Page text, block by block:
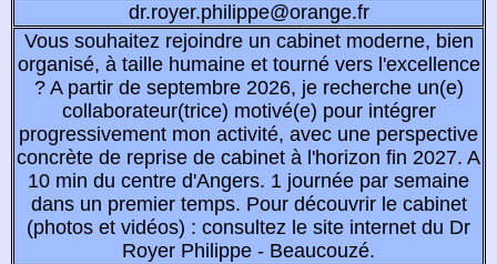
dr.royer.philippe@orange.fr
Vous souhaitez rejoindre un cabinet moderne, bien
organisé, à taille humaine et tourné vers l'excellence
? A partir de septembre 2026, je recherche un(e)
collaborateur(trice) motivé(e) pour intégrer
progressivement mon activité, avec une perspective
concrète de reprise de cabinet à l'horizon fin 2027. A
10 min du centre d'Angers. 1 journée par semaine
dans un premier temps. Pour découvrir le cabinet
(photos et vidéos) : consultez le site internet du Dr
Royer Philippe - Beaucouzé.